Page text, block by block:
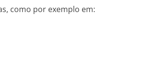
como por exemplo em: